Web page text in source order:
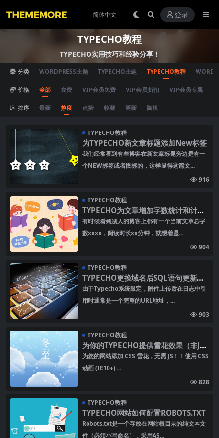
登录
TYPECHO教程
TYPECHO实用技巧和经验分享！
分类 WORDPRESS主题 TYPECHO主题 TYPECHO教程
价格 全部 免费 VIP会员免费 VIP会员折扣 VIP会员专属
排序 最新 热度 点赞 收藏 更新 随机
TYPECHO教程
为TYPECHO新文章标题添加New标签
我们经常看到有些博客在新文章标题旁边是有一
个NEW标签或者图标的，这样显得这篇文...
916
TYPECHO教程
TYPECHO为文章增加字数统计和计算
阅读时长
有时候看到别人的博客上都有一个当前文章总字
数xxxx，阅读时长xx分钟，就想着是...
904
TYPECHO教程
TYPECHO更换域名后SQL语句更新数
据库内容
由于Typecho系统限定，附件上传后在日志中引
用时通常是一个完整的URL地址，...
903
TYPECHO教程
为你的TYPECHO提供雪花效果（非J
S）
为您的网站添加 CSS 雪花，无需 JS！！使用 CSS
动画 (IE10+) ...
828
TYPECHO教程
TYPECHO网站如何配置ROBOTS.TXT
Robots.txt是一个存放在网站根目录的纯文本文
件（必须小写命名），采用AS...